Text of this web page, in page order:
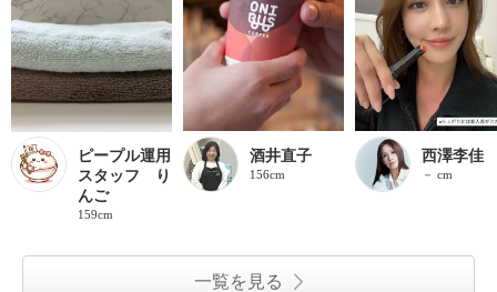
ピープル運用
スタッフ り
んご
159cm
酒井直子
156cm
西澤李佳
－ cm
一覧を見る